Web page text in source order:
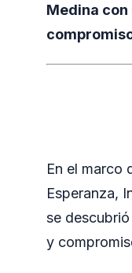
Medina
En el marco
Esperanza,
se
y